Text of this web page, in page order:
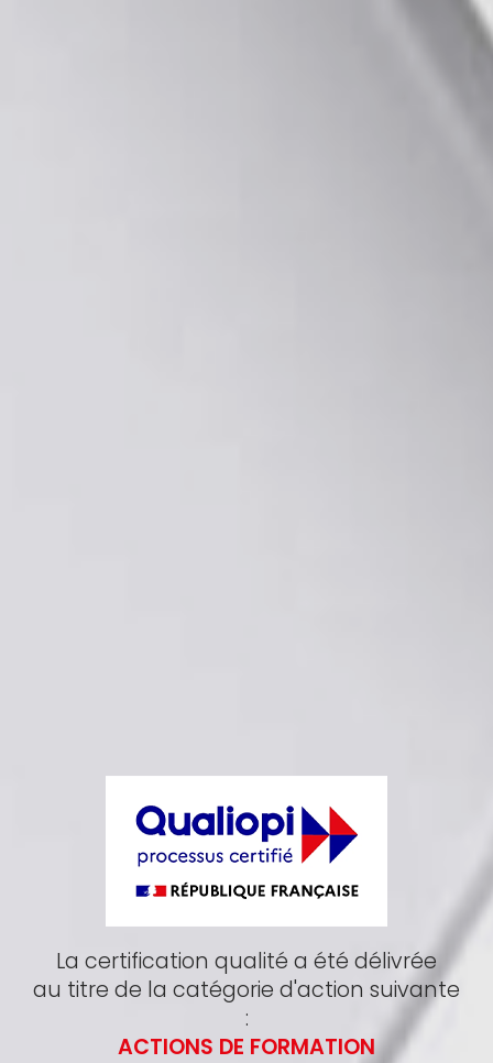
La certification qualité a été délivrée
au titre de la catégorie d'action suivante
:
ACTIONS DE FORMATION